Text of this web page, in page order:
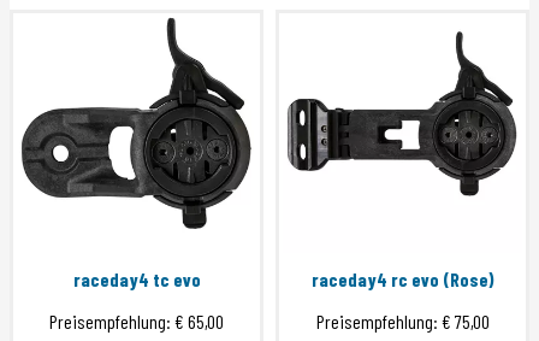
raceday4 tc evo
Preisempfehlung: € 65,00
raceday4 rc evo (Rose)
Preisempfehlung: € 75,00